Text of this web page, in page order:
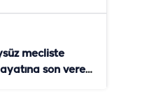
mecliste
son veren